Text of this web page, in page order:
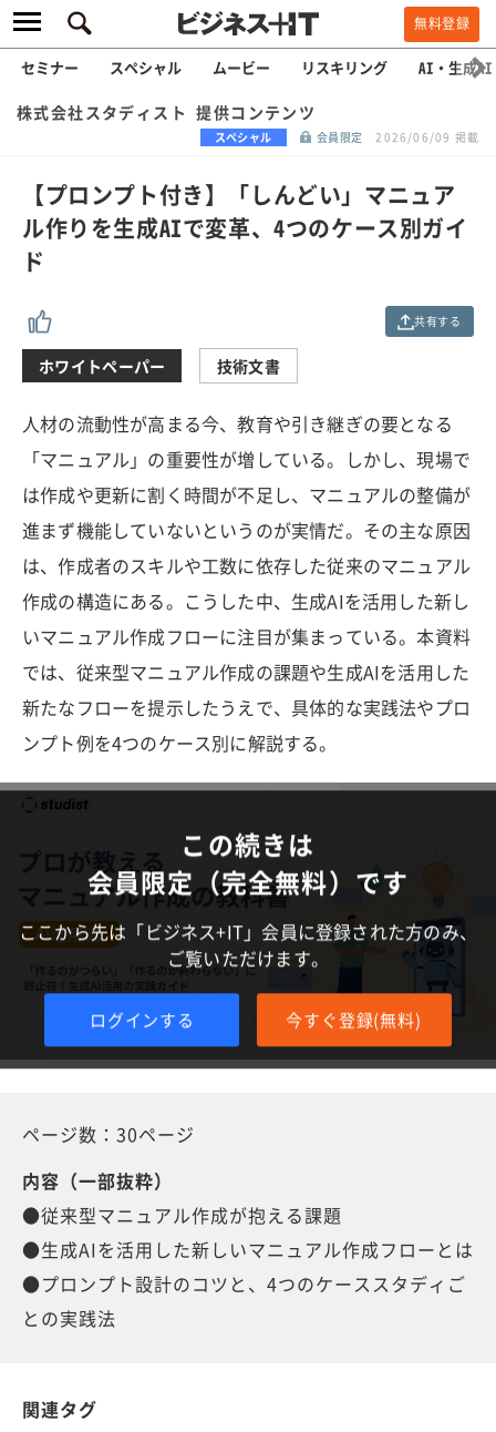
無料登録
セミナー スペシャル ムービー リスキリング AI・生成AI
株式会社スタディスト 提供コンテンツ
スペシャル 会員限定 2026/06/09 掲載
【プロンプト付き】「しんどい」マニュア
ル作りを生成AIで変革、4つのケース別ガイ
ド
共有する
ホワイトペーパー 技術文書
人材の流動性が高まる今、教育や引き継ぎの要となる
「マニュアル」の重要性が増している。しかし、現場で
は作成や更新に割く時間が不足し、マニュアルの整備が
進まず機能していないというのが実情だ。その主な原因
は、作成者のスキルや工数に依存した従来のマニュアル
作成の構造にある。こうした中、生成AIを活用した新し
いマニュアル作成フローに注目が集まっている。本資料
では、従来型マニュアル作成の課題や生成AIを活用した
新たなフローを提示したうえで、具体的な実践法やプロ
ンプト例を4つのケース別に解説する。
この続きは
会員限定（完全無料）です
ここから先は「ビジネス+IT」会員に登録された方のみ、
ご覧いただけます。
ログインする 今すぐ登録(無料)
ページ数：30ページ
内容（一部抜粋）
●従来型マニュアル作成が抱える課題
●生成AIを活用した新しいマニュアル作成フローとは
●プロンプト設計のコツと、4つのケーススタディご
との実践法
関連タグ